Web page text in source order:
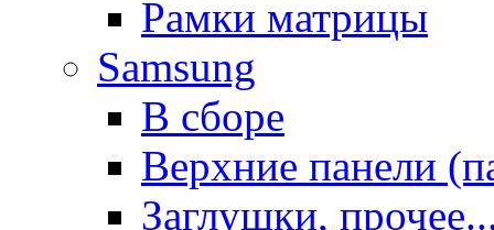
Рамки матрицы
Samsung
В сборе
Верхние панели
Заглушки,